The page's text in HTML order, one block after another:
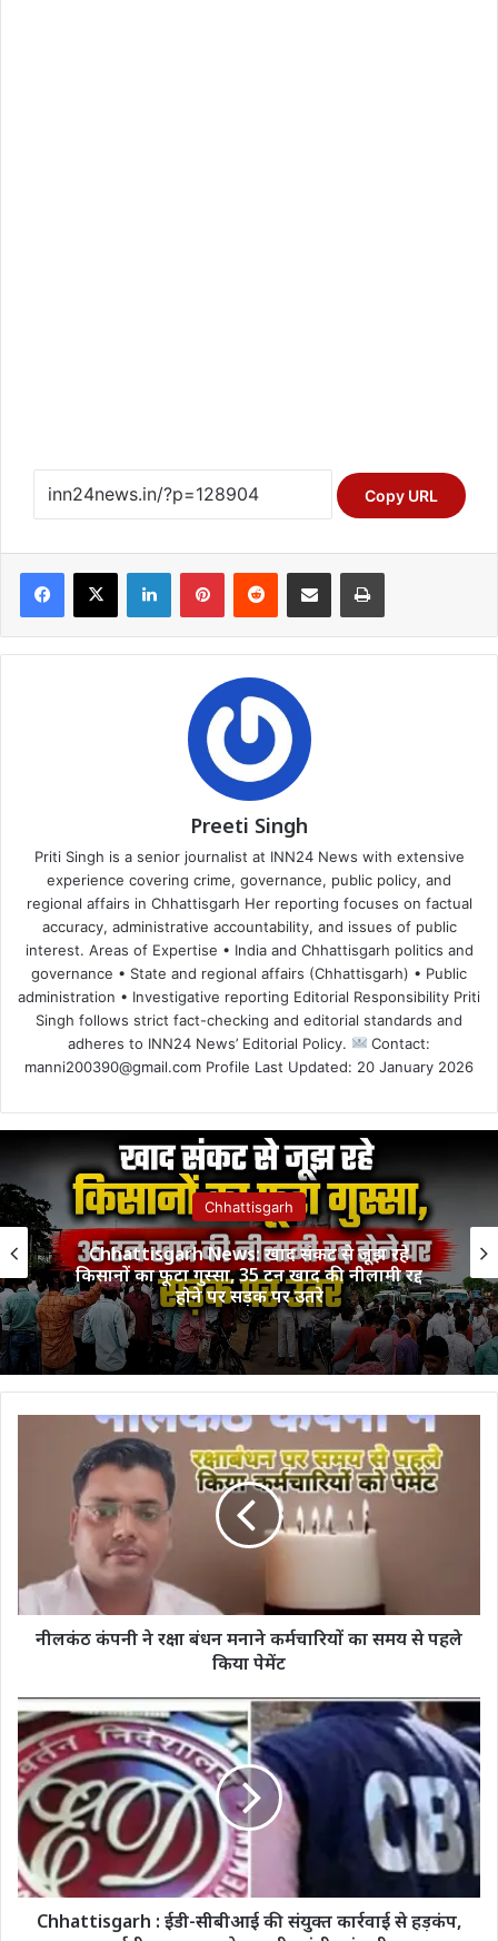
Copy URL
Facebook
X LinkedInPinterestReddit Share via Email Print
Preeti Singh
Priti Singh is a senior journalist at INN24 News with extensive
experience covering crime, governance, public policy, and
regional affairs in Chhattisgarh Her reporting focuses on factual
accuracy, administrative accountability, and issues of public
interest. Areas of Expertise • India and Chhattisgarh politics and
governance • State and regional affairs (Chhattisgarh) • Public
administration • Investigative reporting Editorial Responsibility Priti
Singh follows strict fact-checking and editorial standards and
adheres to INN24 News’ Editorial Policy.
Contact:
manni200390@gmail.com Profile Last Updated: 20 January 2026
Chhattisgarh
Chhattisgarh News: खाद संकट से जूझ रहे
किसानों का फूटा गुस्सा, 35 टन खाद की नीलामी रद्द
होने पर सड़क पर उतरे
का
समय
पेमेंट
नीलकंठ कंपनी ने रक्षा बंधन मनाने कर्मचारियों का समय से पहले
किया पेमेंट
Chhattisgarh
:
ईडी-
सीबीआई
की
संयुक्त
कार्रवाई
से
हड़कंप,
आईपीएस
Chhattisgarh : ईडी-सीबीआई की संयुक्त कार्रवाई से हड़कंप,